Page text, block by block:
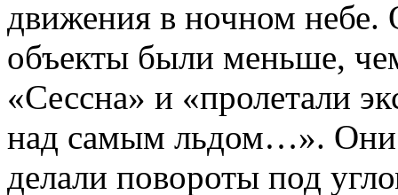
движения в ночном небе.
объекты были меньше,
«Сессна» и «пролетали
над самым льдом…». Они
делали повороты под